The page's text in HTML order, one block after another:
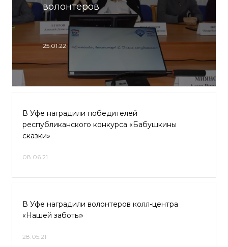
волонтеров
25.01.22
В Уфе наградили победителей
республиканского конкурса «Бабушкины
сказки»
08.06.21
В Уфе наградили волонтеров колл-центра
«Нашей заботы»
28.05.21